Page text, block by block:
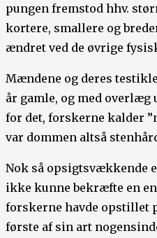
pungen fremstod hhv.
kortere, smallere og
ændret ved de øvrige
Mændene og deres
år gamle, og med overlæg
for det, forskerne kalder
var dommen altså
Nok så opsigtsvækkende
ikke kunne bekræfte en
forskerne havde opstillet
første af sin art